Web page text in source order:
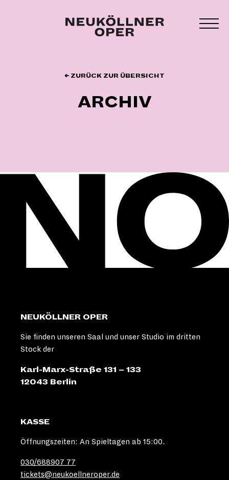
← ZURÜCK ZUR ÜBERSICHT
ARCHIV
NEUKÖLLNER OPER
Sie finden unseren Saal und unser Studio im dritten
Stock der
Karl-Marx-Straße 131 – 133
12043 Berlin
KASSE
Öffnungszeiten: An Spieltagen ab 15:00.
030/688907 77
tickets@neukoellneroper.de